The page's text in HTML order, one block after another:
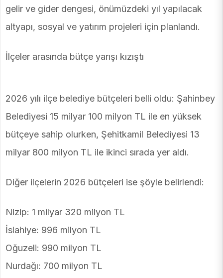
gelir ve gider dengesi, önümüzdeki yıl yapılacak
altyapı, sosyal ve yatırım projeleri için planlandı.
İlçeler arasında bütçe yarışı kızıştı
2026 yılı ilçe belediye bütçeleri belli oldu: Şahinbey
Belediyesi 15 milyar 100 milyon TL ile en yüksek
bütçeye sahip olurken, Şehitkamil Belediyesi 13
milyar 800 milyon TL ile ikinci sırada yer aldı.
Diğer ilçelerin 2026 bütçeleri ise şöyle belirlendi:
Nizip: 1 milyar 320 milyon TL
İslahiye: 996 milyon TL
Oğuzeli: 990 milyon TL
Nurdağı: 700 milyon TL